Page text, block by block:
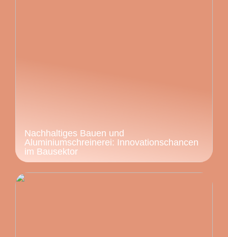
Nachhaltiges Bauen und
Aluminiumschreinerei: Innovationschancen
im Bausektor